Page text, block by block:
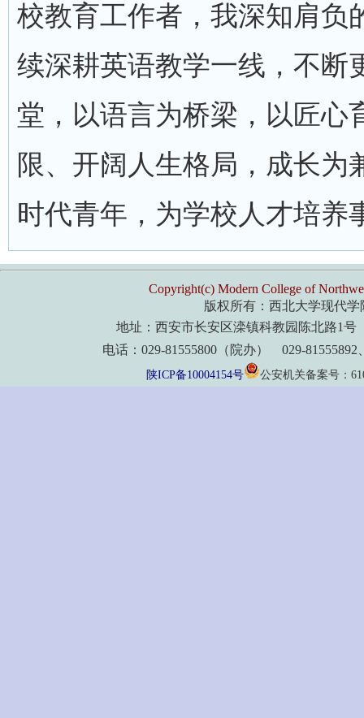
校教育工作者，我深知肩负
续深耕英语教学一线，不断
堂，以语言为桥梁，以匠心
限、开阔人生格局，成长为
时代青年，为学校人才培养
Copyright(c) Modern College of
版权所有：西北大学现代学
地址：西安市长安区滦镇科教园陈北路1
电话：029-81555800（院办） 029-81555892
陕ICP备10004154号 公安机关备案号：